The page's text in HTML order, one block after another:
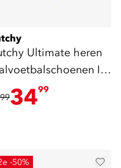
Ultimate heren
IC
goud
3499
-50%